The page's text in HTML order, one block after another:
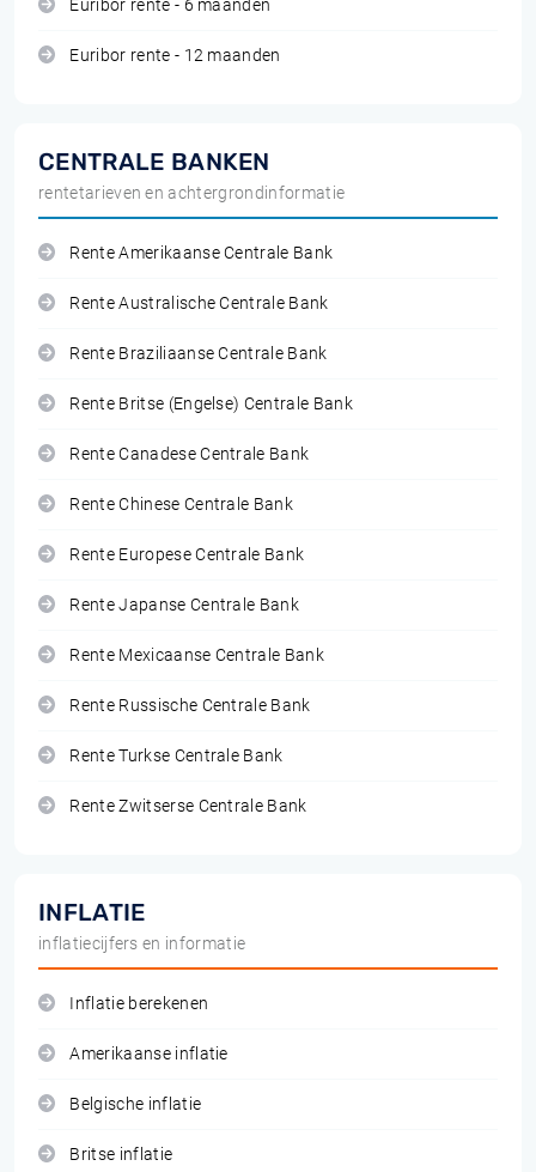
Euribor rente - 6 maanden
Euribor rente - 12 maanden
CENTRALE BANKEN
rentetarieven en achtergrondinformatie
Rente Amerikaanse Centrale Bank
Rente Australische Centrale Bank
Rente Braziliaanse Centrale Bank
Rente Britse (Engelse) Centrale Bank
Rente Canadese Centrale Bank
Rente Chinese Centrale Bank
Rente Europese Centrale Bank
Rente Japanse Centrale Bank
Rente Mexicaanse Centrale Bank
Rente Russische Centrale Bank
Rente Turkse Centrale Bank
Rente Zwitserse Centrale Bank
INFLATIE
inflatiecijfers en informatie
Inflatie berekenen
Amerikaanse inflatie
Belgische inflatie
Britse inflatie